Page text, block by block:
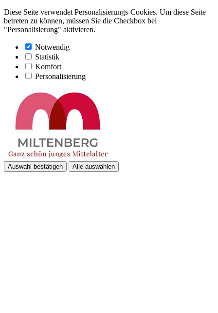
Diese Seite verwendet Personalisierungs-Cookies. Um diese Seite
betreten zu können, müssen Sie die Checkbox bei
"Personalisierung" aktivieren.
Notwendig
Statistik
Komfort
Personalisierung
Auswahl bestätigen Alle auswählen